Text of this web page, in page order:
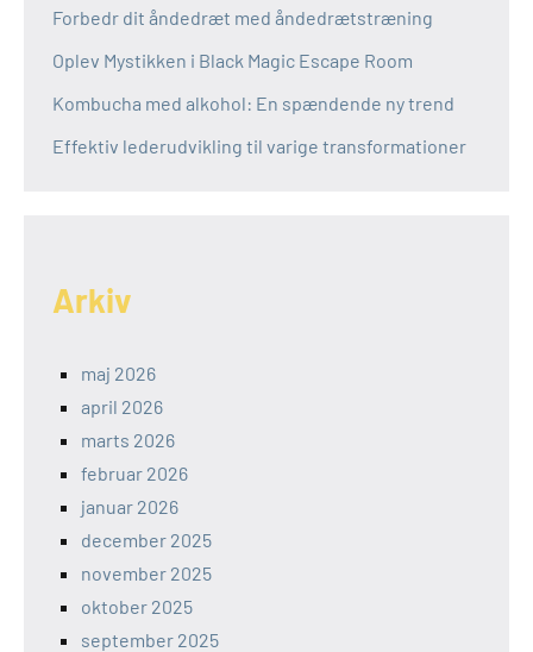
Forbedr dit åndedræt med åndedrætstræning
Oplev Mystikken i Black Magic Escape Room
Kombucha med alkohol: En spændende ny trend
Effektiv lederudvikling til varige transformationer
Arkiv
maj 2026
april 2026
marts 2026
februar 2026
januar 2026
december 2025
november 2025
oktober 2025
september 2025